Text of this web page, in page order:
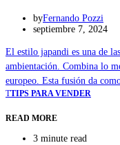
byFernando Pozzi
septiembre 7, 2024
El estilo japandi es una de
ambientación. Combina lo
europeo. Esta fusión da
TTIPS PARA VENDER
READ MORE
3 minute read